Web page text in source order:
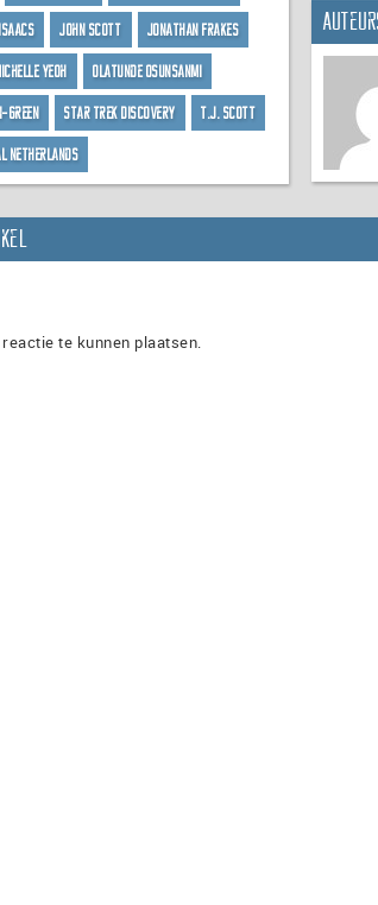
John Scott Jonathan Frakes
Yeoh Olatunde Osunsanmi
Green Star Trek Discovery T.J. Scott
Netherlands
te kunnen plaatsen.